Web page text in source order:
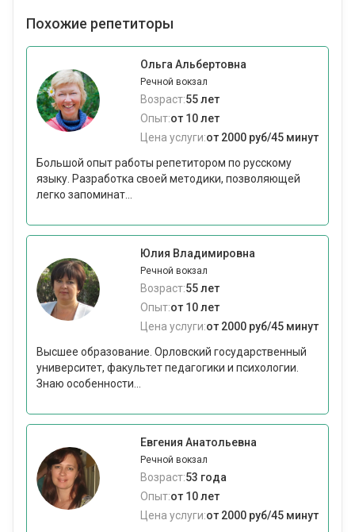
Похожие репетиторы
Ольга Альбертовна
Речной вокзал
Возраст:55 лет
Опыт:от 10 лет
Цена услуги:от 2000 руб/45 минут
Большой опыт работы репетитором по русскому
языку. Разработка своей методики, позволяющей
легко запоминат...
Юлия Владимировна
Речной вокзал
Возраст:55 лет
Опыт:от 10 лет
Цена услуги:от 2000 руб/45 минут
Высшее образование. Орловский государственный
университет, факультет педагогики и психологии.
Знаю особенности...
Евгения Анатольевна
Речной вокзал
Возраст:53 года
Опыт:от 10 лет
Цена услуги:от 2000 руб/45 минут